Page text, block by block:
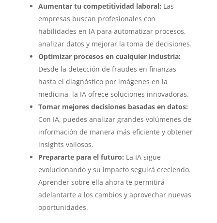
Aumentar tu competitividad laboral: Las
empresas buscan profesionales con
habilidades en IA para automatizar procesos,
analizar datos y mejorar la toma de decisiones.
Optimizar procesos en cualquier industria:
Desde la detección de fraudes en finanzas
hasta el diagnóstico por imágenes en la
medicina, la IA ofrece soluciones innovadoras.
Tomar mejores decisiones basadas en datos:
Con IA, puedes analizar grandes volúmenes de
información de manera más eficiente y obtener
insights valiosos.
Prepararte para el futuro: La IA sigue
evolucionando y su impacto seguirá creciendo.
Aprender sobre ella ahora te permitirá
adelantarte a los cambios y aprovechar nuevas
oportunidades.